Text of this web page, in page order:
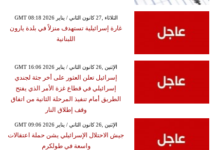
GMT 08:18 2026 الثلاثاء ,27 كانون الثاني / يناير
غارة إسرائيلية تستهدف منزلاً في بلدة يارون
اللبنانية
GMT 16:06 2026 الإثنين ,26 كانون الثاني / يناير
إسرائيل تعلن العثور على أخر جثة لجندي
إسرائيلي في قطاع غزة الأمر الذي يفتح
الطريق أمام تنفيذ المرحلة الثانية من اتفاق
وقف إطلاق النار
GMT 09:06 2026 الإثنين ,26 كانون الثاني / يناير
جيش الاحتلال الإسرائيلي يشن حملة اعتقالات
واسعة في طولكرم